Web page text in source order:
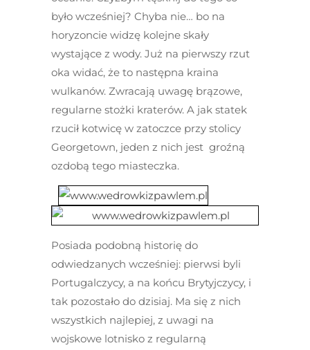
było wcześniej? Chyba nie… bo na
horyzoncie widzę kolejne skały
wystające z wody. Już na pierwszy rzut
oka widać, że to następna kraina
wulkanów. Zwracają uwagę brązowe,
regularne stożki kraterów. A jak statek
rzucił kotwicę w zatoczce przy stolicy
Georgetown, jeden z nich jest groźną
ozdobą tego miasteczka.
Posiada podobną historię do
odwiedzanych wcześniej: pierwsi byli
Portugalczycy, a na końcu Brytyjczycy, i
tak pozostało do dzisiaj. Ma się z nich
wszystkich najlepiej, z uwagi na
wojskowe lotnisko z regularną